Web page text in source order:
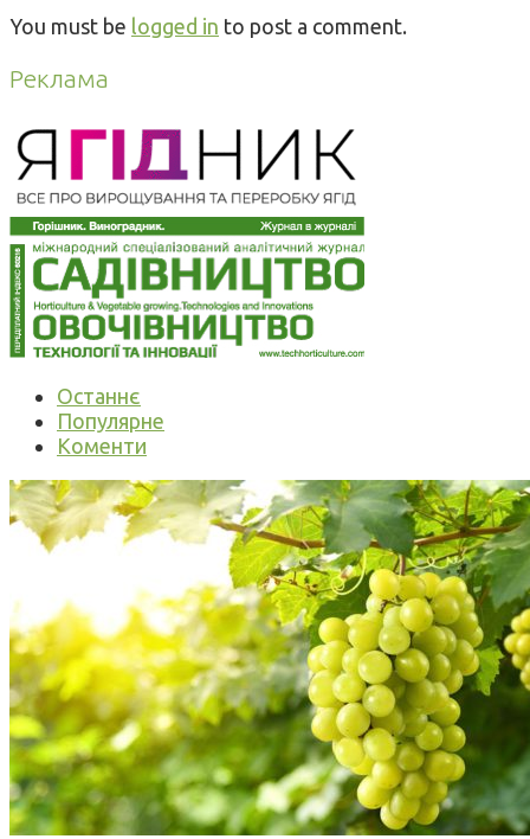
You must be logged in to post a comment.
Реклама
Останнє
Популярне
Коменти